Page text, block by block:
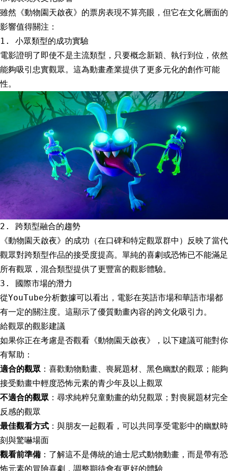
雖然《動物園天啟夜》的票房表現不算亮眼，但它在文化層面的
影響值得關注：
1. 小眾類型的成功實驗
電影證明了即使不是主流類型，只要概念新穎、執行到位，依然
能夠吸引忠實觀眾。這為動畫產業提供了更多元化的創作可能
性。
2. 跨類型融合的趨勢
《動物園天啟夜》的成功（在口碑和特定觀眾群中）反映了當代
觀眾對跨類型作品的接受度提高。單純的喜劇或恐怖已不能滿足
所有觀眾，混合類型提供了更豐富的觀影體驗。
3. 國際市場的潛力
從YouTube分析數據可以看出，電影在英語市場和華語市場都
有一定的關注度。這顯示了優質動畫內容的跨文化吸引力。
給觀眾的觀影建議
如果你正在考慮是否觀看《動物園天啟夜》，以下建議可能對你
有幫助：
適合的觀眾 ：喜歡動物動畫、喪屍題材、黑色幽默的觀眾；能夠
接受動畫中輕度恐怖元素的青少年及以上觀眾
不適合的觀眾 ：尋求純粹兒童動畫的幼兒觀眾；對喪屍題材完全
反感的觀眾
最佳觀看方式 ：與朋友一起觀看，可以共同享受電影中的幽默時
刻與驚嚇場面
觀看前準備 ：了解這不是傳統的迪士尼式動物動畫，而是帶有恐
怖元素的冒險喜劇，調整期待會有更好的體驗